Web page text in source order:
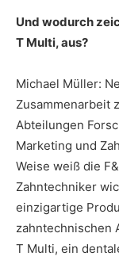
Und wodurch
T Multi, aus?
Michael Müller:
Zusammenarbeit
Abteilungen
Marketing und
Weise weiß die
Zahntechniker
einzigartige
zahntechnischen
T Multi, ein